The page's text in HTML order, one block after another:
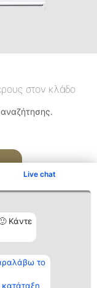
Live chat
Κάντε
το
στον κλάδο
Επικοινωνία
Επικοινωνία